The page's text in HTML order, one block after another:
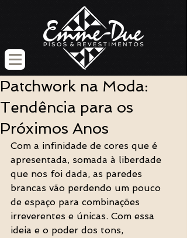
Patchwork na Moda:
Tendência para os
Próximos Anos
Com a infinidade de cores que é
apresentada, somada à liberdade
que nos foi dada, as paredes
brancas vão perdendo um pouco
de espaço para combinações
irreverentes e únicas. Com essa
ideia e o poder dos tons,